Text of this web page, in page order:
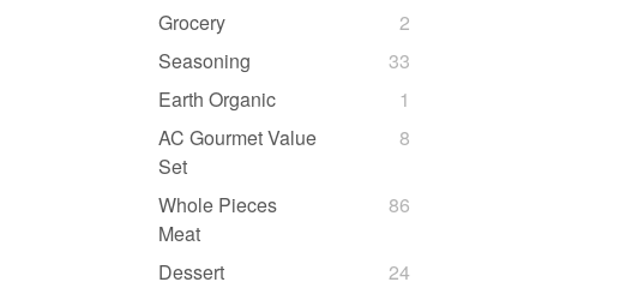
Grocery
2
Seasoning
33
Earth Organic
1
AC Gourmet Value
Set
8
Whole Pieces
Meat
86
Dessert
24